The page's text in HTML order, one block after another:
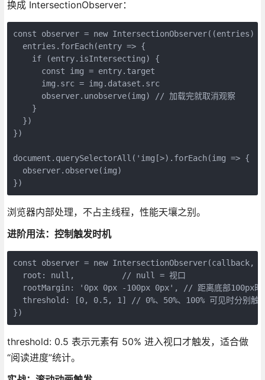
换成 IntersectionObserver：
const observer = new IntersectionObserver((entries)
  entries.forEach(entry => {
    if (entry.isIntersecting) {
      const img = entry.target
      img.src = img.dataset.src
      observer.unobserve(img) // 加载完就取消观察
    }
  })
})
document.querySelectorAll('img[>).forEach(img => {
  observer.observe(img)
})
浏览器内部处理，不占主线程，性能天壤之别。
进阶用法：控制触发时机
const observer = new IntersectionObserver(callback, {
  root: null,          // null = 视口
rootMargin: '0px 0px -100px 0px', // 距离底部100px时
threshold: [0, 0.5, 1] // 0%、50%、100% 可见时分别触
})
threshold: 0.5 表示元素有 50% 进入视口才触发，适合做
“阅读进度”统计。